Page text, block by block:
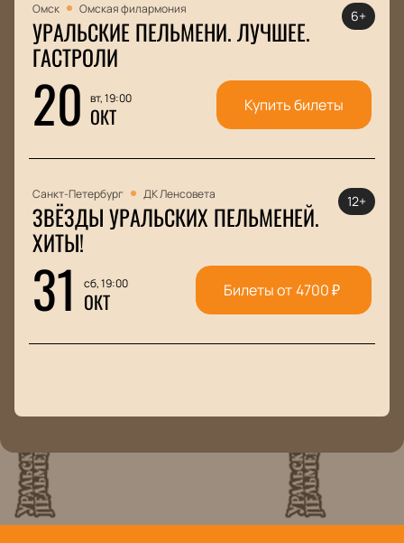
Омск Омская филармония
УРАЛЬСКИЕ ПЕЛЬМЕНИ. ЛУЧШЕЕ.
ГАСТРОЛИ
20 вт, 19:00
ОКТ
6+
Купить билеты
Санкт-Петербург ДК Ленсовета
ЗВЁЗДЫ УРАЛЬСКИХ ПЕЛЬМЕНЕЙ.
ХИТЫ!
31 сб, 19:00
ОКТ
12+
Билеты от4700₽